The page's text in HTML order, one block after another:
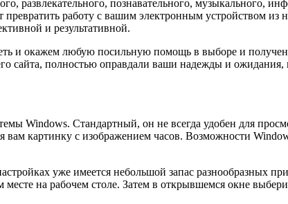
развлекательного, познавательного,
работу с вашим электронным устройством из
и результативной.
и окажем любую посильную помощь в выборе и
сайта, полностью оправдали ваши надежды и ожидания,
Windows. Стандартный, он не всегда удобен для
картинку с изображением часов. Возможности
уже имеется небольшой запас разнообразных
на рабочем столе. Затем в открывшемся окне